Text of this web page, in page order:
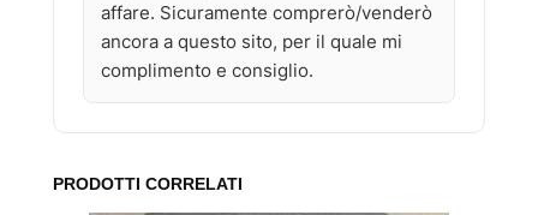
affare. Sicuramente comprerò/venderò
ancora a questo sito, per il quale mi
complimento e consiglio.
PRODOTTI CORRELATI